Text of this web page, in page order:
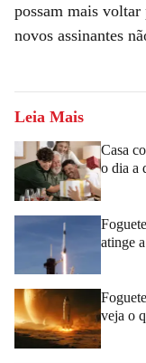
possam mais
novos assinantes
Leia Mais
Casa
o dia a
atinge
veja o